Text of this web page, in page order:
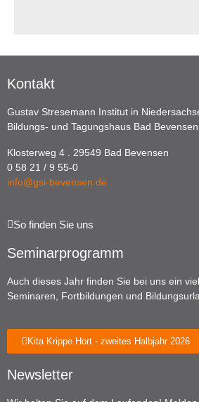
Kontakt
Gustav Stresemann Institut in
Bildungs- und Tagungshaus Bad Bevensen
Klosterweg 4 . 29549 Bad Bevensen
0 58 21 / 9 55-0
info@gsi-bevensen.de
So finden Sie uns
Seminarprogramm
Auch dieses Jahr finden Sie bei uns ein
Seminaren, Fortbildungen und
Kita Krippe Hort - zweites Halbjahr 2026
Newsletter